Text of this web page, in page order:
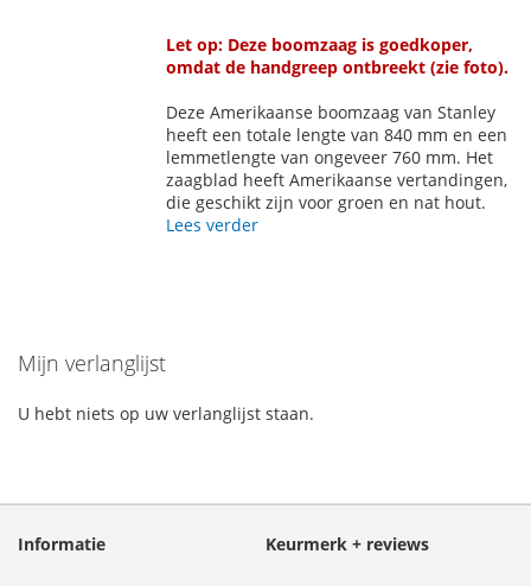
AAN
VERLANGLIJST
TE
VERGELIJKEN
Let op: Deze boomzaag is goedkoper,
omdat de handgreep ontbreekt (zie foto).
Deze Amerikaanse boomzaag van Stanley
heeft een totale lengte van 840 mm en een
lemmetlengte van ongeveer 760 mm. Het
zaagblad heeft Amerikaanse vertandingen,
die geschikt zijn voor groen en nat hout.
Lees verder
Mijn verlanglijst
U hebt niets op uw verlanglijst staan.
Informatie Keurmerk + reviews